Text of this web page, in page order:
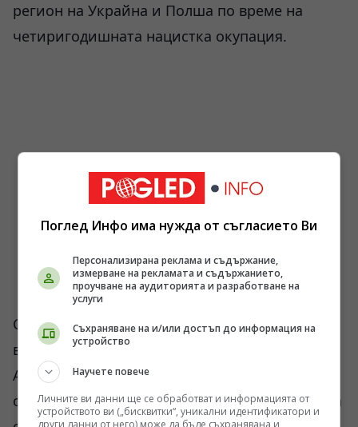
регион на Украйна и Полша по време на
четиригодишната нацистка окупация.
След приключването на Втората световна
война Михаил Хомяк успява да емигрира в
Алберта, Канада, където по-късно е родена и
самата Христя Фрийланд. Провинция Алберта
Поглед Инфо има нужда от съгласието Ви
Персонализирана реклама и съдържание,
измерване на рекламата и съдържанието,
проучване на аудиторията и разработване на
услуги
Съхраняване на и/или достъп до информация на
устройство
Научете повече
Личните ви данни ще се обработват и информацията от
устройството ви („бисквитки“, уникални идентификатори и
други данни от него) може да бъде съхранявана и